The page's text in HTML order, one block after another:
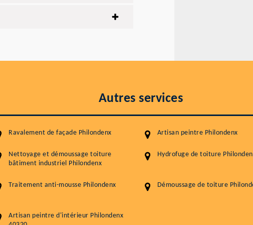
Autres services
Ravalement de façade Philondenx Artisan peintre Philondenx
Nettoyage et démoussage toiture
bâtiment industriel Philondenx
Hydrofuge de toiture
Traitement anti-mousse Philondenx Démoussage de toiture
Artisan peintre d'intérieur Philondenx